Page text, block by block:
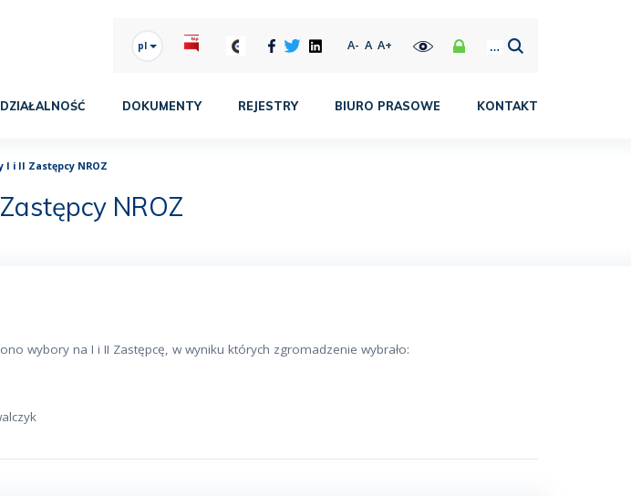
pl A- A A+
DZIAŁALNOŚĆ DOKUMENTY REJESTRY BIURO PRASOWE KONTAKT
I i II Zastępcy NROZ
NROZ
wybory na I i II Zastępcę, w wyniku których zgromadzenie wybrało: